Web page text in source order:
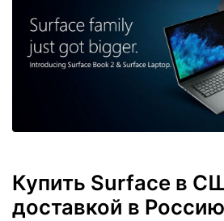
Купить Surface в
доставкой в Россию